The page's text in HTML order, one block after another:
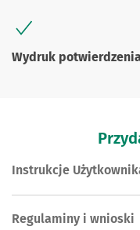
Wydruk
Instrukcje
Regulaminy i wnioski